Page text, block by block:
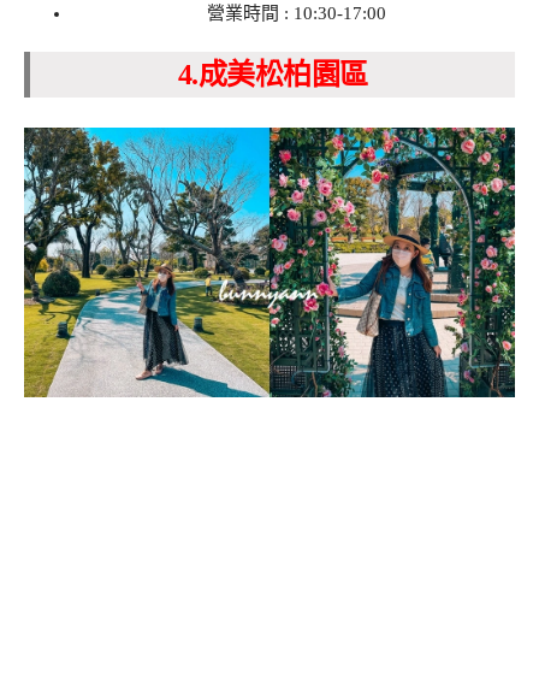
營業時間 : 10:30-17:00
4.成美松柏園區